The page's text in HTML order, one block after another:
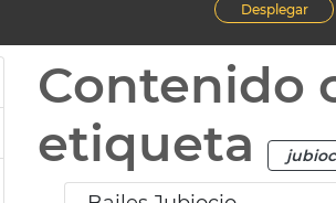
Desplegar
Contenido
etiqueta